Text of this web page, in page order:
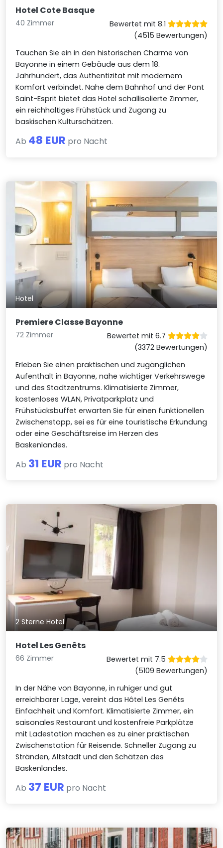
Hotel Cote Basque
40 Zimmer
Bewertet mit 8.1
(4515 Bewertungen)
Tauchen Sie ein in den historischen Charme von
Bayonne in einem Gebäude aus dem 18.
Jahrhundert, das Authentizität mit modernem
Komfort verbindet. Nahe dem Bahnhof und der Pont
Saint-Esprit bietet das Hotel schallisolierte Zimmer,
ein reichhaltiges Frühstück und Zugang zu
baskischen Kulturschätzen.
Ab 48 EUR pro Nacht
Hotel
Premiere Classe Bayonne
72 Zimmer
Bewertet mit 6.7
(3372 Bewertungen)
Erleben Sie einen praktischen und zugänglichen
Aufenthalt in Bayonne, nahe wichtiger Verkehrswege
und des Stadtzentrums. Klimatisierte Zimmer,
kostenloses WLAN, Privatparkplatz und
Frühstücksbuffet erwarten Sie für einen funktionellen
Zwischenstopp, sei es für eine touristische Erkundung
oder eine Geschäftsreise im Herzen des
Baskenlandes.
Ab 31 EUR pro Nacht
2 Sterne Hotel
Hotel Les Genêts
66 Zimmer
Bewertet mit 7.5
(5109 Bewertungen)
In der Nähe von Bayonne, in ruhiger und gut
erreichbarer Lage, vereint das Hôtel Les Genêts
Einfachheit und Komfort. Klimatisierte Zimmer, ein
saisonales Restaurant und kostenfreie Parkplätze
mit Ladestation machen es zu einer praktischen
Zwischenstation für Reisende. Schneller Zugang zu
Stränden, Altstadt und den Schätzen des
Baskenlandes.
Ab 37 EUR pro Nacht